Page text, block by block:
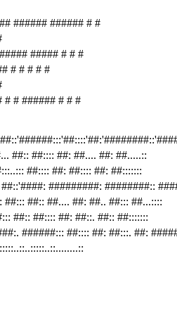
###### ###### # #
##### # # #
# # # # #
# # ###### # # #
##:: ##:::: ##: ##.... ##: ##.....::
##:::: ##: ##:::: ##: ##:::::::
#########: ########::
##:: ##.... ##: ##.. ##::: ##...::::
##:: ##:::: ##: ##::. ##:: ##:::::::
######::: ##:::: ##: ##:::. ##: